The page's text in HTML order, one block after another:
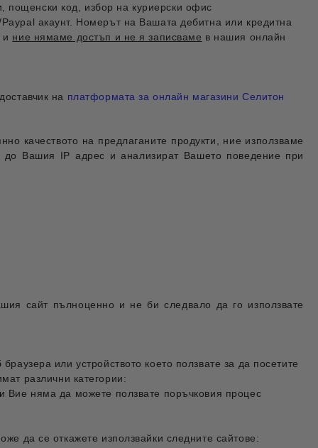
код, избор на куриерски офис
акаунт. Номерът на Вашата дебитна или кредитна
и ние нямаме достъп и не я записваме в нашия онлайн
на платформата за онлайн магазини Селитон
качеството на предлаганите продукти, ние използваме
Вашия IP адрес и анализират Вашето поведение при
сайт пълноценно и не би следвало да го използвате
или устройството което ползвате за да посетите
различни категории:
Вие няма да можете ползвате поръчковия процес
да се откажете използвайки следните сайтове: